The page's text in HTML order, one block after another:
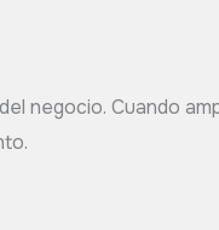
negocio. Cuando